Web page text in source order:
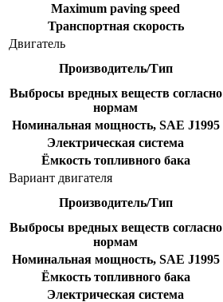
Maximum paving speed
Транспортная скорость
Двигатель
Производитель/Тип
Выбросы вредных веществ согласно
нормам
Номинальная мощность, SAE J1995
Электрическая система
Ёмкость топливного бака
Вариант двигателя
Производитель/Тип
Выбросы вредных веществ согласно
нормам
Номинальная мощность, SAE J1995
Ёмкость топливного бака
Электрическая система